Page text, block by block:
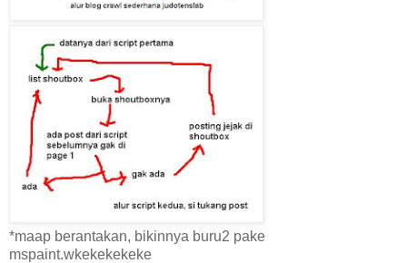
*maap berantakan, bikinnya buru2 pake
mspaint.wkekekekeke